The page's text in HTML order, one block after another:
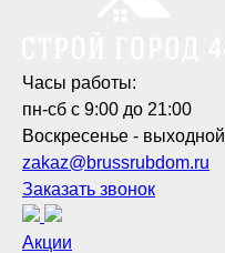
Часы работы:
пн-сб с 9:00 до 21:00
Воскресенье - выходной
zakaz@brussrubdom.ru
Заказать звонок
Акции